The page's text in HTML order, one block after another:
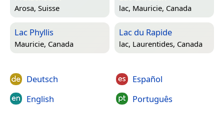
Arosa, Suisse lac, Mauricie, Canada
Lac Phyllis
Mauricie, Canada
Lac du Rapide
lac, Laurentides, Canada
Deutsch
English
Español
Português